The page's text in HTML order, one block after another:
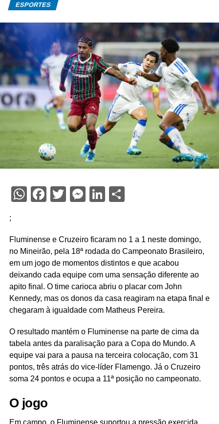
ESPORTES
WhatsApp
Facebook
TwitterMessenger
LinkedIn
;
Fluminense e Cruzeiro ficaram no 1 a 1 neste domingo,
no Mineirão, pela 18ª rodada do Campeonato Brasileiro,
em um jogo de momentos distintos e que acabou
deixando cada equipe com uma sensação diferente ao
apito final. O time carioca abriu o placar com John
Kennedy, mas os donos da casa reagiram na etapa final e
chegaram à igualdade com Matheus Pereira.
O resultado mantém o Fluminense na parte de cima da
tabela antes da paralisação para a Copa do Mundo. A
equipe vai para a pausa na terceira colocação, com 31
pontos, três atrás do vice-líder Flamengo. Já o Cruzeiro
soma 24 pontos e ocupa a 11ª posição no campeonato.
O jogo